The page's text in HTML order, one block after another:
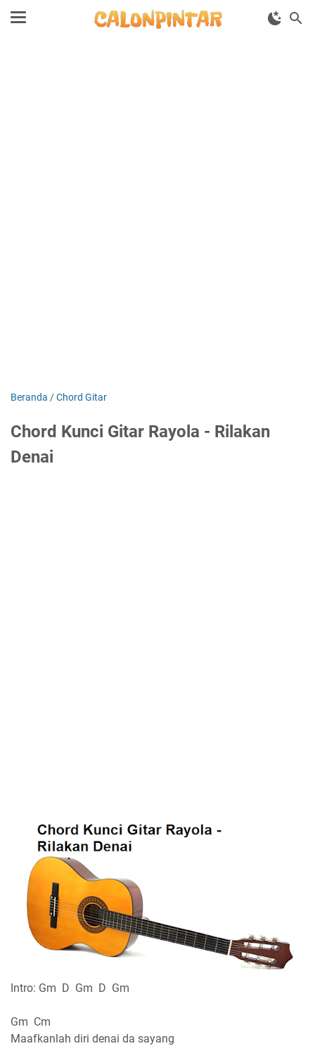
Beranda /Chord Gitar
Chord Kunci Gitar Rayola - Rilakan
Denai
Intro: Gm D Gm D Gm
Gm Cm
Maafkanlah diri denai da sayang